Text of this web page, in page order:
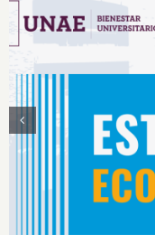
Estímulos